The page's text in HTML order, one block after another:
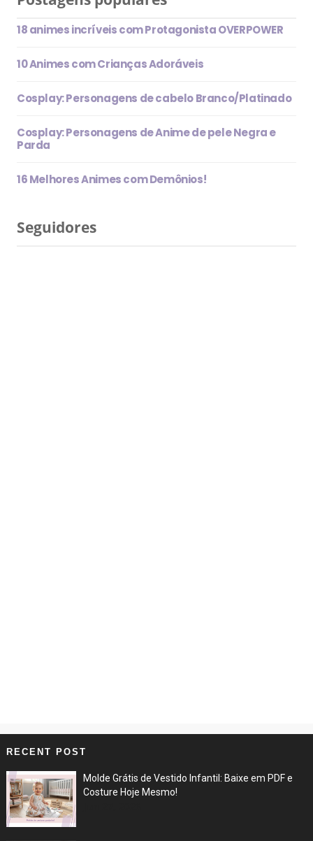
18 animes incríveis com Protagonista OVERPOWER
10 Animes com Crianças Adoráveis
Cosplay: Personagens de cabelo Branco/Platinado
Cosplay: Personagens de Anime de pele Negra e
Parda
16 Melhores Animes com Demônios!
Seguidores
RECENT POST
Molde Grátis de Vestido Infantil: Baixe em PDF e
Costure Hoje Mesmo!